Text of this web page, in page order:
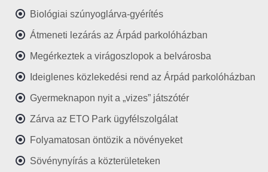
Biológiai szúnyoglárva-gyérítés
Átmeneti lezárás az Árpád parkolóházban
Megérkeztek a virágoszlopok a belvárosba
Ideiglenes közlekedési rend az Árpád parkolóházban
Gyermeknapon nyit a „vizes” játszótér
Zárva az ETO Park ügyfélszolgálat
Folyamatosan öntözik a növényeket
Sövénynyírás a közterületeken